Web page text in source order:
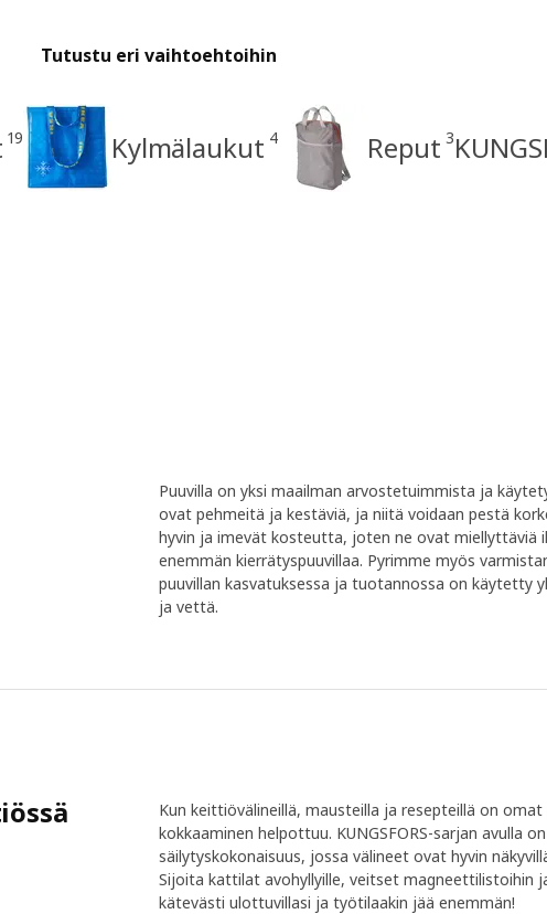
Tutustu eri vaihtoehtoihin
19 Kylmälaukut 4 Reput 3
Puuvilla on yksi maailman arvostetuimmista ja
ovat pehmeitä ja kestäviä, ja niitä voidaan pestä
hyvin ja imevät kosteutta, joten ne ovat miellyttäviä
enemmän kierrätyspuuvillaa. Pyrimme myös
puuvillan kasvatuksessa ja tuotannossa on käytetty
ja vettä.
Kun keittiövälineillä, mausteilla ja resepteillä on
kokkaaminen helpottuu. KUNGSFORS-sarjan avulla
säilytyskokonaisuus, jossa välineet ovat hyvin
Sijoita kattilat avohyllyille, veitset magneettilistoihin
kätevästi ulottuvillasi ja työtilaakin jää enemmän!